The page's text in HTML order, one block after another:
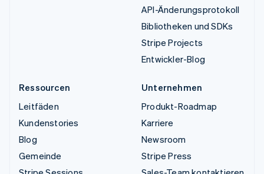
API-Änderungsprotokoll
Bibliotheken und SDKs
Stripe Projects
Entwickler-Blog
Ressourcen
Leitfäden
Kundenstories
Blog
Gemeinde
Unternehmen
Produkt-Roadmap
Karriere
Newsroom
Stripe Press